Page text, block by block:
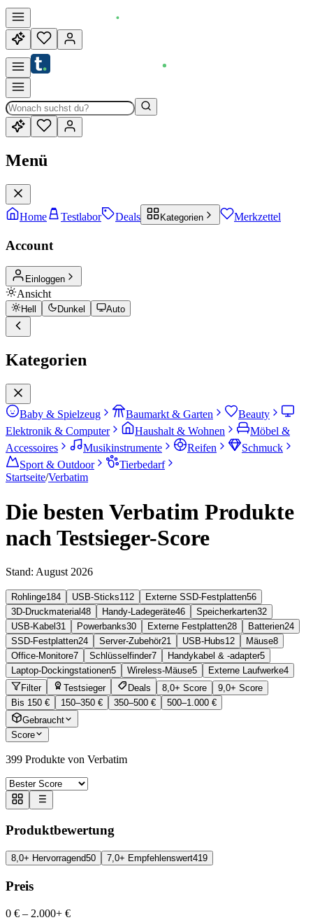
Menü
Home Testlabor Deals Kategorien Merkzettel
Account
Einloggen
Ansicht
Hell Dunkel Auto
Kategorien
Baby & Spielzeug Baumarkt & Garten
Beauty
Elektronik & Computer
Haushalt & Wohnen
Möbel &
Accessoires
Musikinstrumente Reifen
Schmuck
Sport & Outdoor
Tierbedarf
Startseite/Verbatim
Die besten Verbatim Produkte
nach Testsieger-Score
Stand: August 2026
Rohlinge184 USB-Sticks112 Externe SSD-Festplatten56
3D-Druckmaterial 48 Handy-Ladegeräte46 Speicherkarten32
USB-Kabel 31 Powerbanks30 Externe Festplatten28 Batterien24
SSD-Festplatten24 Server-Zubehör21 USB-Hubs12 Mäuse8
Office-Monitore7 Schlüsselfinder7 Handykabel & -adapter5
Laptop-Dockingstationen5 Wireless-Mäuse5 Externe Laufwerke4
Filter
Testsieger Deals 8,0+ Score
9,0+ Score
Bis 150 €
150–350 € 350–500 €
500–1.000 €
Gebraucht
Score
399 Produkte von Verbatim
Produktbewertung
8,0+ Hervorragend50 7,0+ Empfehlenswert419
Preis
0 € – 2.000+ €